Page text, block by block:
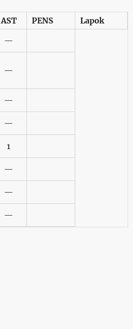
AST PENS Lapok
—
—
—
—
1
—
—
—